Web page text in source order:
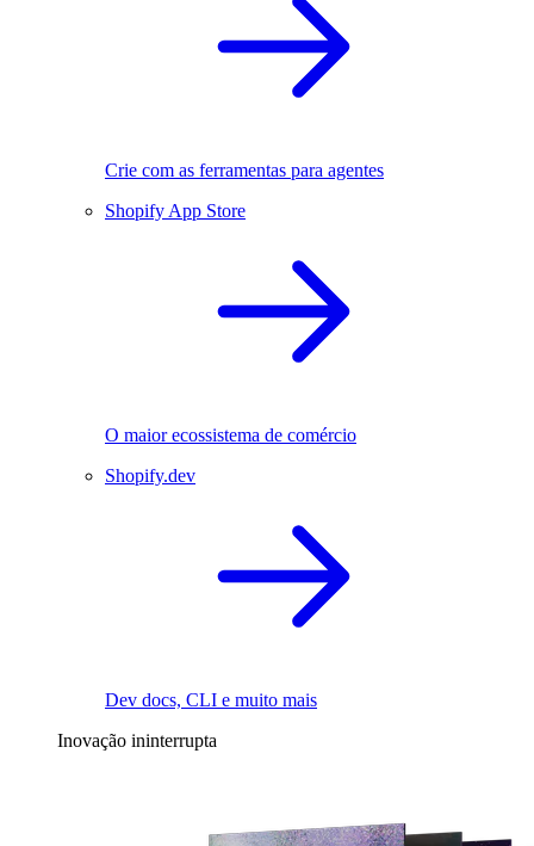
Crie com as ferramentas para agentes
Shopify App Store
O maior ecossistema de comércio
Shopify.dev
Dev docs, CLI e muito mais
Inovação ininterrupta